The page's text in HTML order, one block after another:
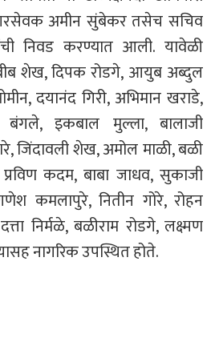
अमीन सुंबेकर तसेच सचिव
निवड करण्यात आली. यावेळी
शेख, दिपक रोडगे, आयुब अब्दुल
दयानंद गिरी, अभिमान खराडे,
बंगले, इकबाल मुल्ला, बालाजी
जिंदावली शेख, अमोल माळी, बळी
कदम, बाबा जाधव, सुकाजी
कमलापुरे, नितीन गोरे, रोहन
निर्मळे, बळीराम रोडगे, लक्ष्मण
नागरिक उपस्थित होते.